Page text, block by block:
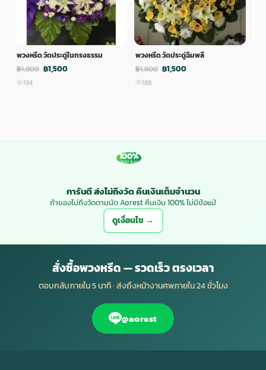
พวงหรีด วัดประดู่ในทรงธรรม
฿1,800 ฿1,500
194
พวงหรีด วัดประดู่ฉิมพลี
฿1,800 ฿1,500
188
100%
MONEY BACK
การันตี ส่งไม่ถึงวัด คืนเงินเต็มจำนวน
ถ้าของไม่ถึงวัดตามนัด Aorest คืนเงิน 100% ไม่มีข้อแม้
ดูเงื่อนไข →
สั่งซื้อพวงหรีด — รวดเร็ว ตรงเวลา
ตอบกลับภายใน 5 นาที · ส่งถึงหน้างานศพภายใน 24 ชั่วโมง
@aorest